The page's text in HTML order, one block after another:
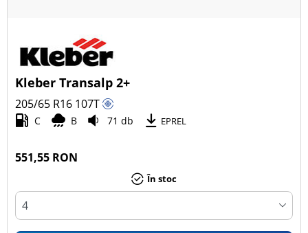
Kleber Transalp 2+
205/65 R16 107T
C B 71 db EPREL
551,55 RON
În stoc